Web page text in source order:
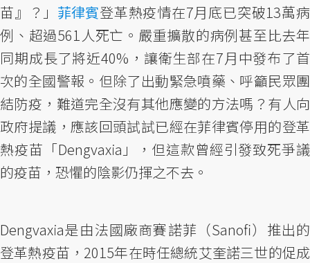
苗』？」 菲律賓登革熱疫情在7月底已突破13萬病
例、超過561人死亡。嚴重擴散的病例甚至比去年
同期成長了將近40%，讓衛生部在7月中發布了首
次的全國警報。但除了出動緊急噴藥、呼籲民眾團
結防疫，難道完全沒有其他應變的方法嗎？有人向
政府提議，應該回頭試試已經在菲律賓停用的登革
熱疫苗「Dengvaxia」，但這款曾經引發致死爭議
的疫苗，恐懼的陰影仍揮之不去。
Dengvaxia是由法國廠商賽諾菲（Sanofi）推出的
登革熱疫苗，2015年在時任總統艾奎諾三世的促成